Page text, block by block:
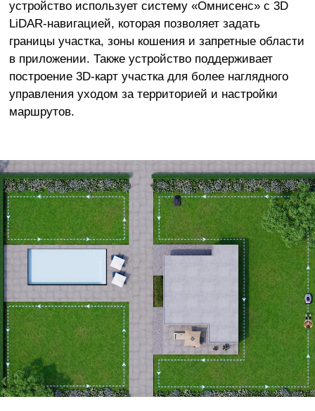
устройство использует систему «Омнисенс» с 3D
LiDAR-навигацией, которая позволяет задать
границы участка, зоны кошения и запретные области
в приложении. Также устройство поддерживает
построение 3D-карт участка для более наглядного
управления уходом за территорией и настройки
маршрутов.